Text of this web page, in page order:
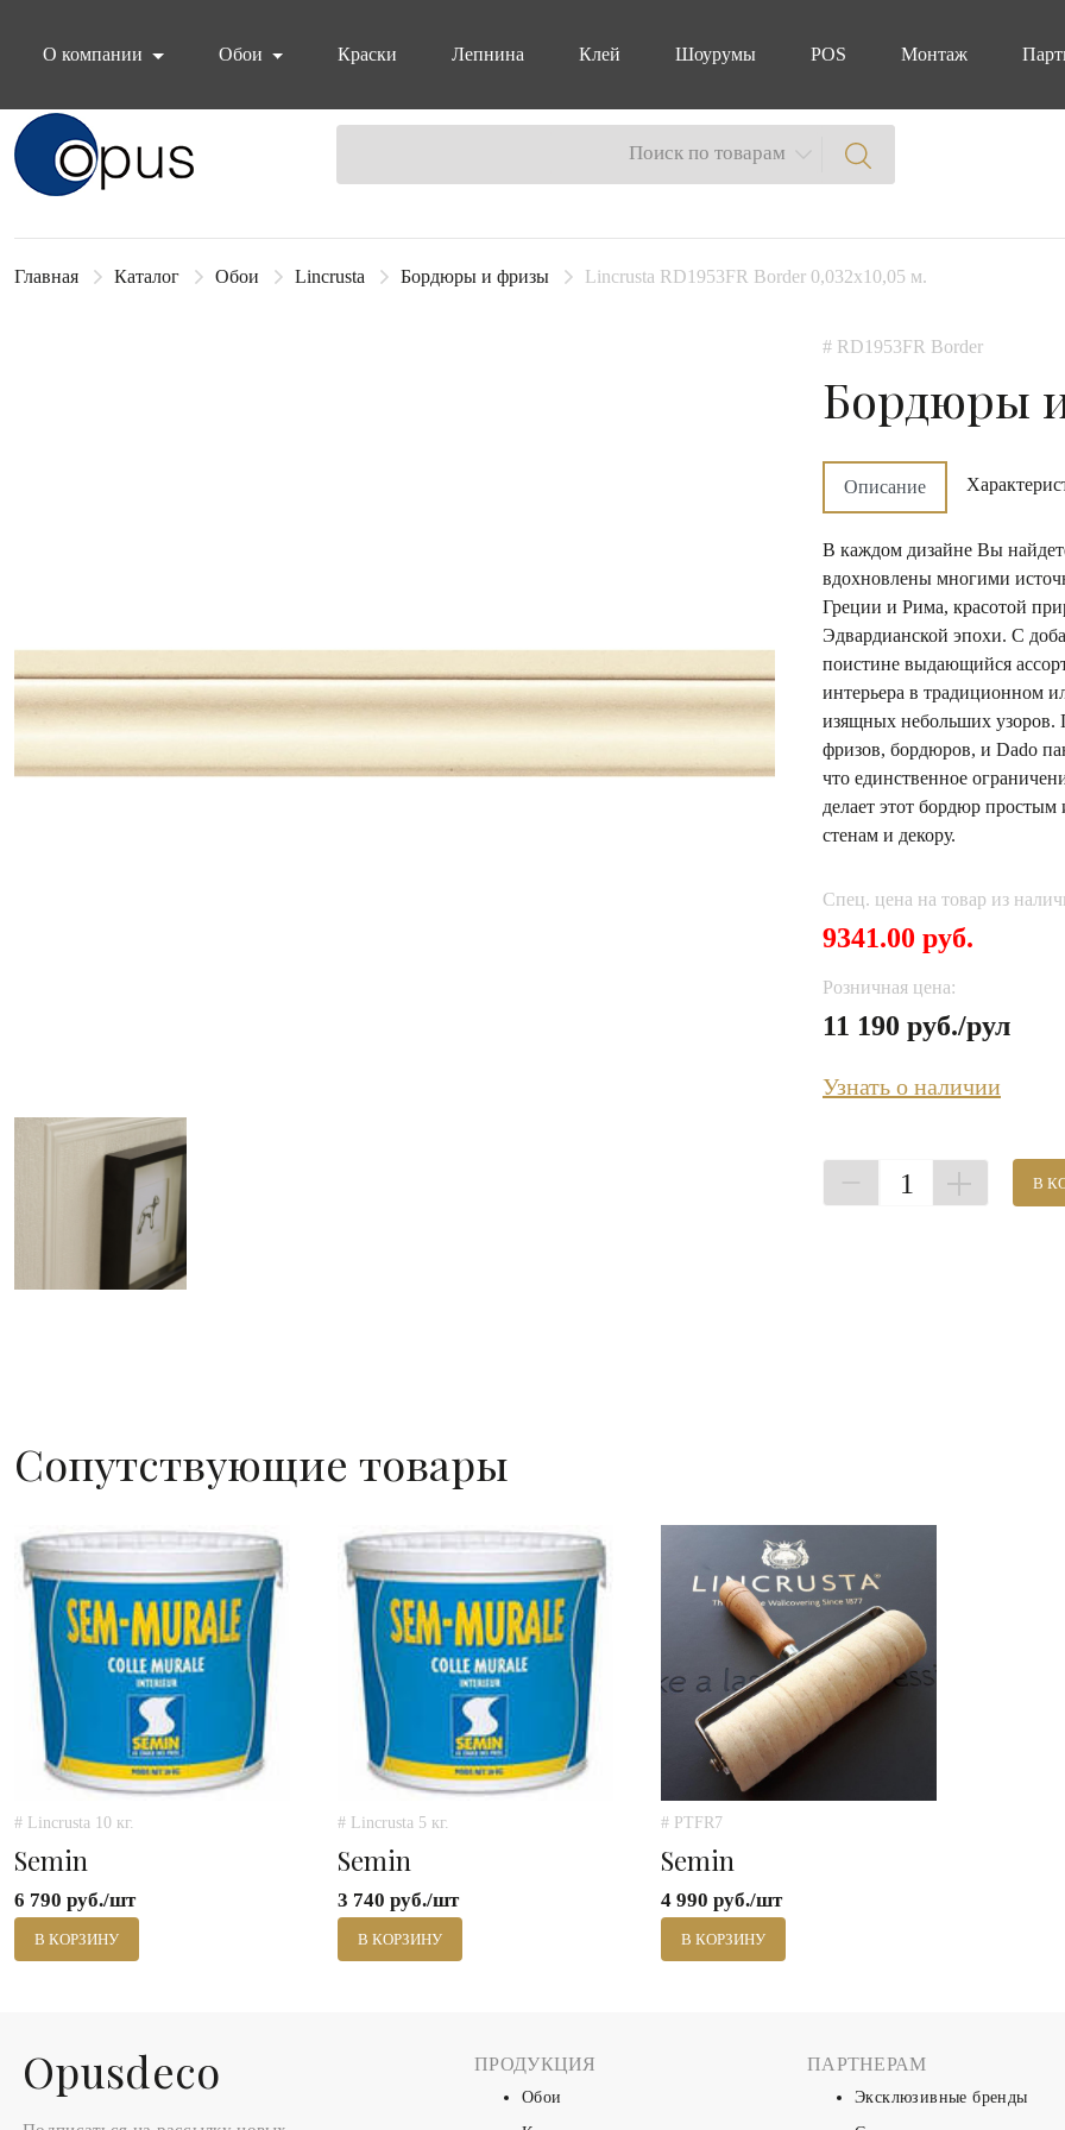
О компании
Обои Краски Лепнина Клей Шоурумы POS Монтаж
Блок поиска Поиск по товарам
Главная Каталог Обои Lincrusta Бордюры и фризы Lincrusta RD1953FR Border 0,032x10,05 м.
# RD1953FR Border
Бордюры
Описание
В каждом дизайне Вы
вдохновлены многими
Греции и Рима, красотой
Эдвардианской эпохи. С
поистине выдающийся
интерьера в традиционном
изящных небольших узоров.
фризов, бордюров, и Dado
что единственное
делает этот бордюр
стенам и декору.
Спец. цена на товар из
9341.00 руб.
Розничная цена:
11 190 руб./рул
Узнать о наличии
1 В
Сопутствующие товары
# Lincrusta 10 кг.
Semin
6 790 руб./шт
В КОРЗИНУ
# Lincrusta 5 кг.
Semin
3 740 руб./шт
В КОРЗИНУ
# PTFR7
Semin
4 990 руб./шт
В КОРЗИНУ
Оpusdeco ПРОДУКЦИЯ
Обои
ПАРТНЕРАМ
Эксклюзивные бренды